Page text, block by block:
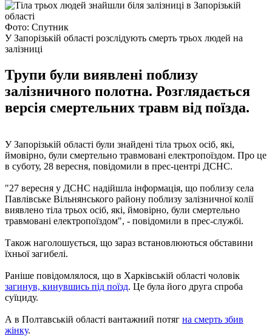
Фото: Спутник
У Запорізькій області розслідують смерть трьох людей на
залізниці
Трупи були виявлені поблизу
залізничного полотна. Розглядається
версія смертельних травм від поїзда.
У Запорізькій області були знайдені тіла трьох осіб, які,
ймовірно, були смертельно травмовані електропоїздом. Про це
в суботу, 28 вересня, повідомили в прес-центрі ДСНС.
"27 вересня у ДСНС надійшла інформація, що поблизу села
Павлівське Вільнянського району поблизу залізничної колії
виявлено тіла трьох осіб, які, ймовірно, були смертельно
травмовані електропоїздом", - повідомили в прес-службі.
Також наголошується, що зараз встановлюються обставини
їхньої загибелі.
Раніше повідомлялося, що в Харківській області чоловік
загинув, кинувшись під поїзд. Це була його друга спроба
суїциду.
А в Полтавській області вантажний потяг на cмерть збив
жінку.